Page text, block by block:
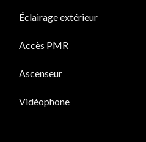
Éclairage extérieur
Accès PMR
Ascenseur
Vidéophone